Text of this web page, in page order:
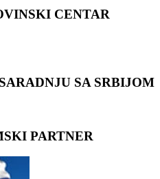
CENTAR
SA SRBIJOM
PARTNER